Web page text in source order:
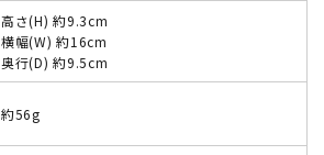
高さ(H) 約9.3cm
横幅(W) 約16cm
奥行(D) 約9.5cm
約56g